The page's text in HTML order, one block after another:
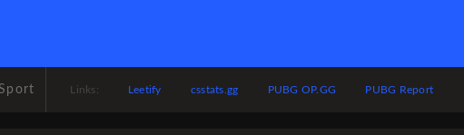
Links: Leetify csstats.gg PUBG OP.GG PUBG Report